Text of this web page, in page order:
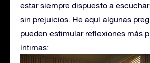
estar siempre dispuesto a
sin prejuicios. He aquí algunas
pueden estimular reflexiones más
íntimas: